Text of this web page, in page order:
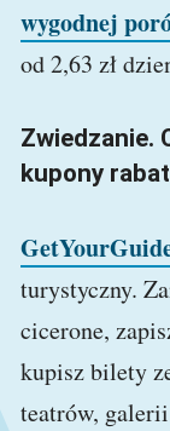
wygodnej
od 2,63 zł
Zwiedzanie.
kupony
turystyczny.
cicerone,
kupisz bilety
teatrów,